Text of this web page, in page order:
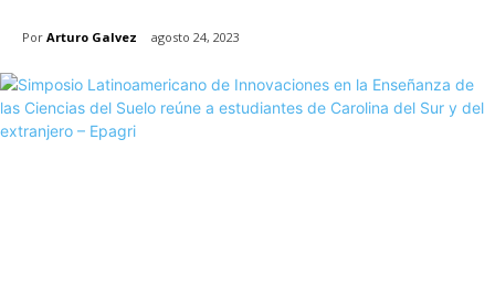
Por Arturo Galvez agosto 24, 2023